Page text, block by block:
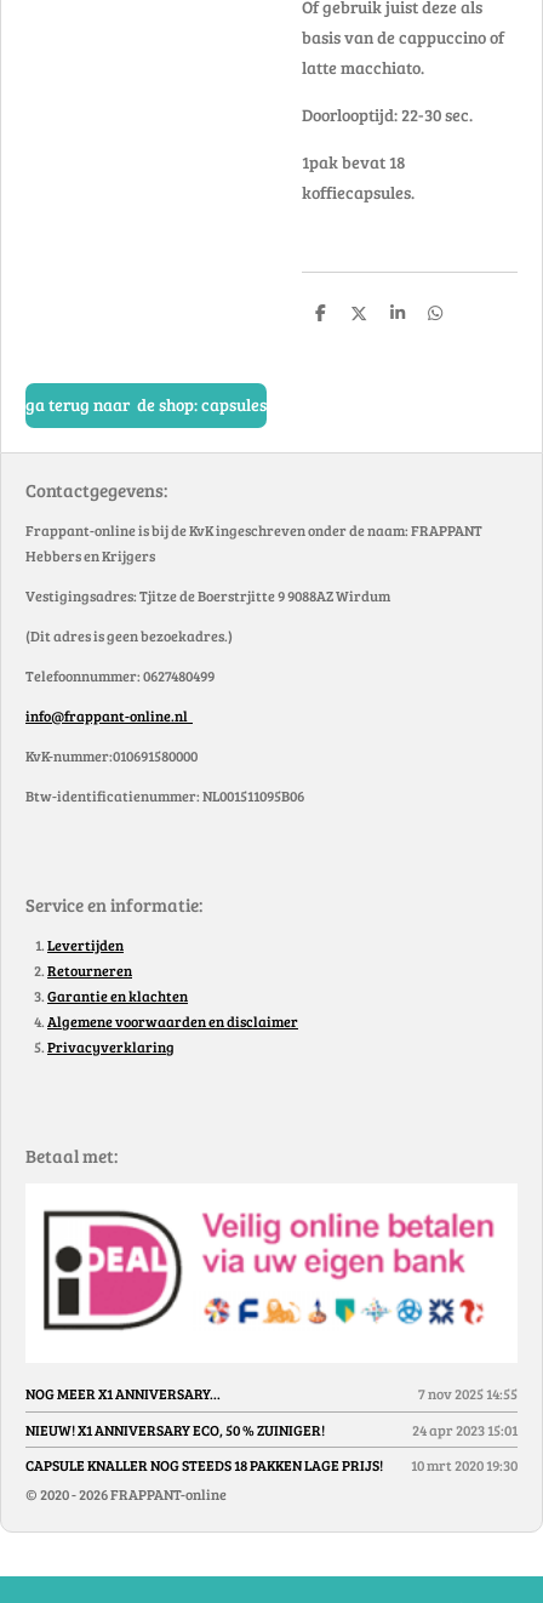
Of gebruik juist deze als
basis van de cappuccino of
latte macchiato.
Doorlooptijd: 22-30 sec.
1pak bevat 18
koffiecapsules.
D
D
S
D
ga terug naar de shop: capsules
Contactgegevens:
Frappant-online is bij de KvK ingeschreven onder de naam: FRAPPANT
Hebbers en Krijgers
Vestigingsadres: Tjitze de Boerstrjitte 9 9088AZ Wirdum
(Dit adres is geen bezoekadres.)
Telefoonnummer: 0627480499
info@frappant-online.nl
KvK-nummer:010691580000
Btw-identificatienummer: NL001511095B06
Service en informatie:
Levertijden
Retourneren
Garantie en klachten
Algemene voorwaarden en disclaimer
Privacyverklaring
Betaal met:
NOG MEER X1 ANNIVERSARY... 7 nov 202514:55
NIEUW! X1 ANNIVERSARY ECO, 50 % ZUINIGER!
24 apr 202315:01
CAPSULE KNALLER NOG STEEDS 18 PAKKEN LAGE PRIJS!
10 mrt 202019:30
© 2020 - 2026 FRAPPANT-online